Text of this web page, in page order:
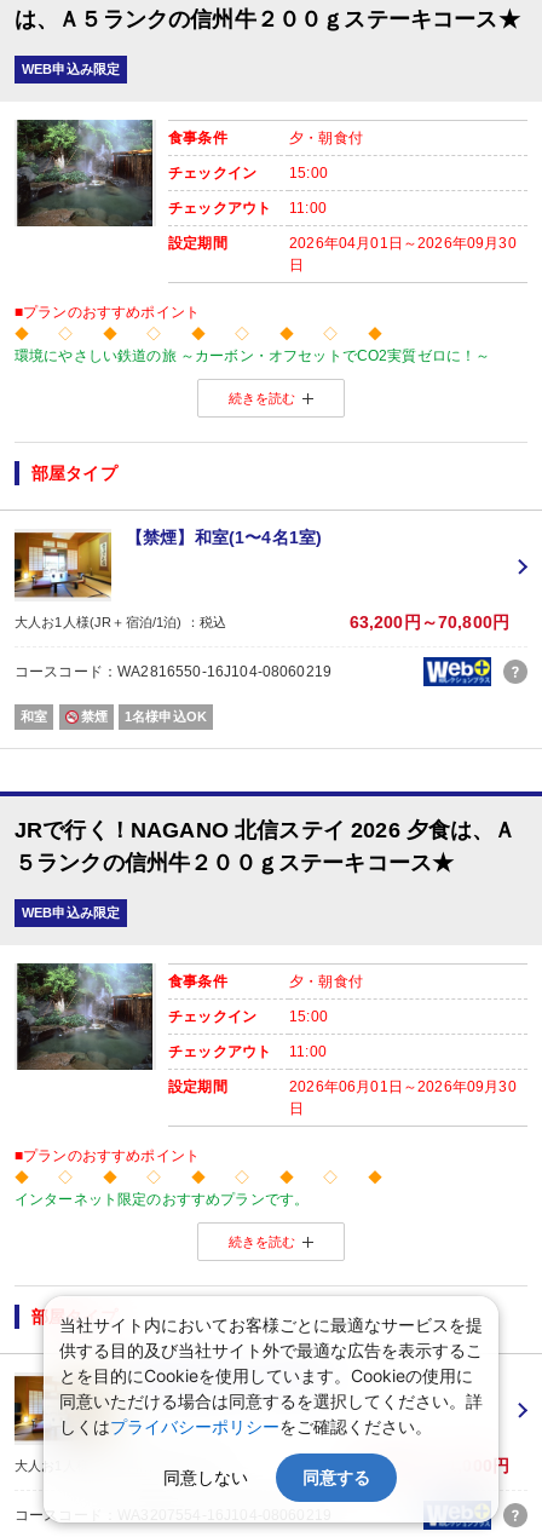
時間：18：00～21：00 最終開始時間18:45
■朝食
場所:
レストラン（鹿鳴又は白雲）
和定食又は洋定食 ※12/31～1/7は和食のみとなります。
は、Ａ５ランクの信州牛２００ｇステーキコース★
WEB申込み限定
食事条件 夕・朝食付
チェックイン 15:00
チェックアウト 11:00
設定期間
2026年04月01日～2026年09月30
日
■プランのおすすめポイント
◆ ◇ ◆ ◇ ◆ ◇ ◆ ◇ ◆
環境にやさしい鉄道の旅 ～カーボン・オフセットでCO2実質ゼロに！～
当プランの旅行代金にはカーボン・オフセット代金（J-クレジット代金）が含
旅行の移動で排出されるCO2を埋め合わせ（オフセット）出来る仕組みとなっ
※カーボン・オフセットについて、詳しくはこちらをご覧ください。
◆ ◇ ◆ ◇ ◆ ◇ ◆ ◇ ◆
【おたのしみメニュー】
・貸切風呂45分1,000円でご利用ＯＫ（通常45分2,000円／チェックイン時先
・屋内プールご利用ＯＫ（通年）
・誕生日又は賀寿の方はケーキと記念写真付。結婚記念日の方はリキュール酒
※記念日前後二週間が宿泊期間中に含まれる場合に限ります。証明できるも
※予約条件入力の画面でチェックを入れて下さい。
おとな1名＋こども1名ご利用でも、お子様はこども代金でOK♪
※通常「おとな1名＋こども1名」で2名1室ご利用の場合、お子様はおとなと同
場所:
■朝食
場所:
レストラン（鹿鳴又は白雲）
内容:
時間：7:30～9：00 最終開始時間8:30
続きを読む
部屋タイプ
【禁煙】和室(1〜4名1室)
大人お1人様(JR＋宿泊/1泊) ：税込 63,200円～70,800円
コースコード：WA2816550-16J104-08060219
和室 禁煙 1名様申込OK
JRで行く！NAGANO 北信ステイ 2026 夕食は、Ａ
５ランクの信州牛２００ｇステーキコース★
WEB申込み限定
食事条件 夕・朝食付
チェックイン 15:00
チェックアウト 11:00
設定期間
2026年06月01日～2026年09月30
日
■プランのおすすめポイント
◆ ◇ ◆ ◇ ◆ ◇ ◆ ◇ ◆
インターネット限定のおすすめプランです。
温泉旅館から市内のホテルまで人気のお宿をご用意！
※店頭・電話・メールでのお問合せや申込みは出来ません。
◆ ◇ ◆ ◇ ◆ ◇ ◆ ◇ ◆
【おたのしみメニュー】
・貸切風呂45分1,000円でご利用ＯＫ
（通常45分2,000円／チェックイン時先
・屋内プールご利用ＯＫ（通年）
・誕生日又は賀寿の方はケーキと記念写真付。結婚記念日の方はリキュール酒
※記念日前後二週間が宿泊期間中に含まれる場合に限ります。証明できるも
※予約条件入力の画面でチェックを入れて下さい。
【2名1室でご利用の場合】 おとな1名＋こどもA/B1名OK♪
2名1室ご利用の場合、
おとな1名＋こども1名ご利用でも、お子様はこども代金でOK♪
※通常「おとな1名＋こども1名」で2名1室ご利用の場合、お子様はおとなと同
続きを読む
部屋タイプ
【禁煙】和室(1〜4名1室)
大人お1人様(JR＋宿泊/1泊) ：税込 63,400円～71,000円
コースコード：WA3207554-16J104-08060219
当社サイト内においてお客様ごとに最適なサービスを提
供する目的及び当社サイト外で最適な広告を表示するこ
とを目的にCookieを使用しています。Cookieの使用に
同意いただける場合は同意するを選択してください。詳
しくはプライバシーポリシーをご確認ください。
同意しない 同意する